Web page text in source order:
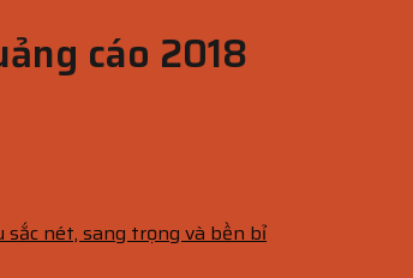
cáo 2018
sắc nét, sang trọng và bền bỉ